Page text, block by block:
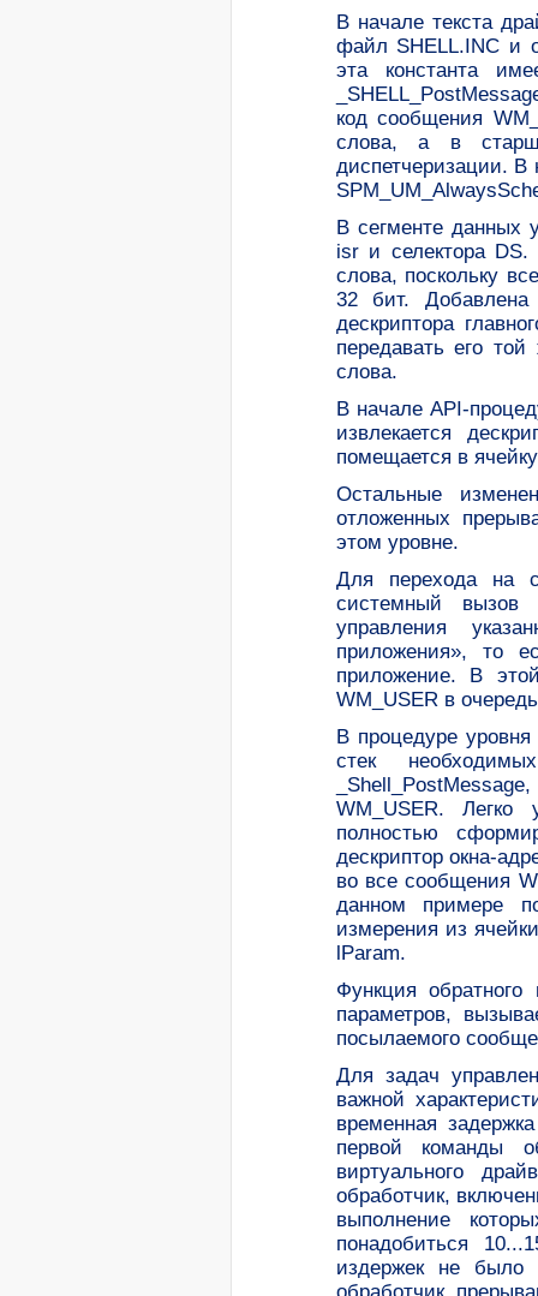
В начале текста
файл SHELL.INC и
эта константа
код сообщения
слова, а в
диспетчеризации. В
В сегменте данных
isr и селектора DS.
слова, поскольку
32 бит.
дескриптора
передавать его
слова.
В начале API-
извлекается
помещается в
Остальные
отложенных
этом уровне.
Для перехода на
системный вызов
управления
приложения», то
приложение. В
WM_USER в
В процедуре
стек
WM_USER.
полностью
дескриптор окна-
во все сообщения
данном примере
измерения из
lParam.
Функция
параметров,
посылаемого
Для задач
важной
временная
первой команды
виртуального
обработчик,
выполнение
понадобиться
издержек не